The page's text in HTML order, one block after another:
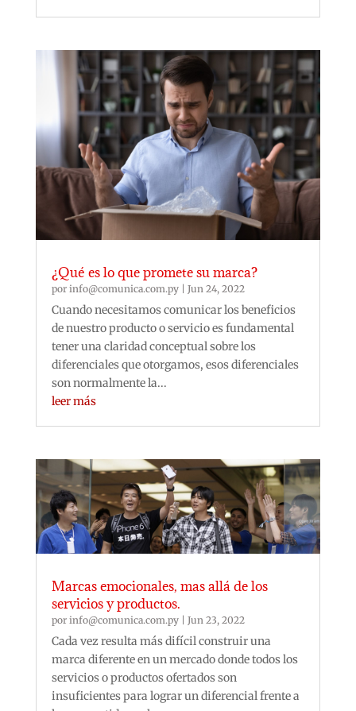
¿Qué es lo que promete su marca?
por info@comunica.com.py| Jun 24, 2022
Cuando necesitamos comunicar los beneficios
de nuestro producto o servicio es fundamental
tener una claridad conceptual sobre los
diferenciales que otorgamos, esos diferenciales
son normalmente la...
leer más
Marcas emocionales, mas allá de los
servicios y productos.
por info@comunica.com.py| Jun 23, 2022
Cada vez resulta más difícil construir una
marca diferente en un mercado donde todos los
servicios o productos ofertados son
insuficientes para lograr un diferencial frente a